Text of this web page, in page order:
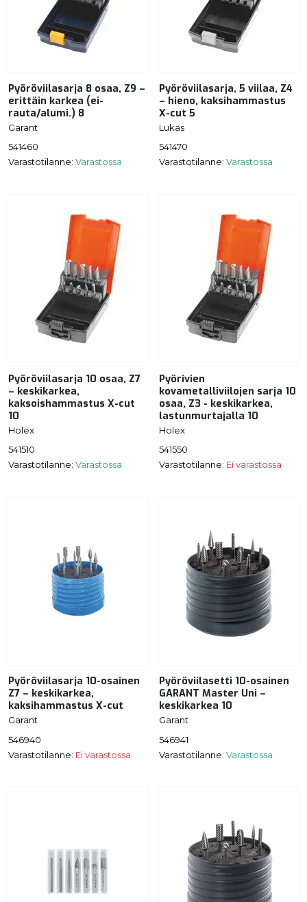
Pyöröviilasarja 8 osaa, Z9 –
erittäin karkea (ei-
rauta/alumi.) 8
Garant
541460
Varastotilanne: Varastossa
Pyöröviilasarja, 5 viilaa, Z4
– hieno, kaksihammastus
X-cut 5
Lukas
541470
Varastotilanne: Varastossa
Pyöröviilasarja 10 osaa, Z7
– keskikarkea,
kaksoishammastus X-cut
10
Holex
541510
Varastotilanne: Varastossa
Pyörivien
kovametalliviilojen sarja 10
osaa, Z3 - keskikarkea,
lastunmurtajalla 10
Holex
541550
Varastotilanne: Ei varastossa
Pyöröviilasarja 10-osainen
Z7 – keskikarkea,
kaksihammastus X-cut
Garant
546940
Varastotilanne: Ei varastossa
Pyöröviilasetti 10-osainen
GARANT Master Uni –
keskikarkea 10
Garant
546941
Varastotilanne: Varastossa